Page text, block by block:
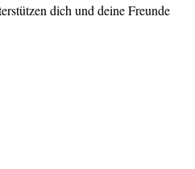
dich und deine Freunde